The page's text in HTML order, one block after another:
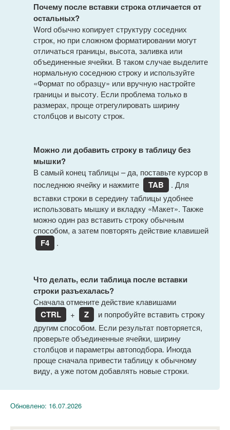
Почему после вставки строка отличается от
остальных?
Word обычно копирует структуру соседних
строк, но при сложном форматировании могут
отличаться границы, высота, заливка или
объединенные ячейки. В таком случае выделите
нормальную соседнюю строку и используйте
«Формат по образцу» или вручную настройте
границы и высоту. Если проблема только в
размерах, проще отрегулировать ширину
столбцов и высоту строк.
Можно ли добавить строку в таблицу без
мышки?
В самый конец таблицы – да, поставьте курсор в
последнюю ячейку и нажмите
TAB
. Для
вставки строки в середину таблицы удобнее
использовать мышку и вкладку «Макет». Также
можно один раз вставить строку обычным
способом, а затем повторять действие клавишей
F4 .
Что делать, если таблица после вставки
строки разъехалась?
Сначала отмените действие клавишами
CTRL + Z
и попробуйте вставить строку
другим способом. Если результат повторяется,
проверьте объединенные ячейки, ширину
столбцов и параметры автоподбора. Иногда
проще сначала привести таблицу к обычному
виду, а уже потом добавлять новые строки.
Обновлено: 16.07.2026